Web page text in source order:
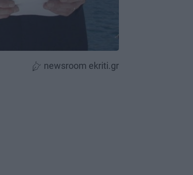
newsroom ekriti.gr